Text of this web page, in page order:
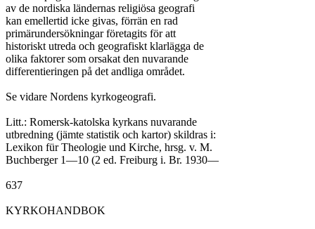
av de nordiska ländernas religiösa geografi
kan emellertid icke givas, förrän en rad
primärundersökningar företagits för att
historiskt utreda och geografiskt klarlägga de
olika faktorer som orsakat den nuvarande
differentieringen på det andliga området.
Se vidare Nordens kyrkogeografi.
Litt.: Romersk-katolska kyrkans nuvarande
utbredning (jämte statistik och kartor) skildras i:
Lexikon für Theologie und Kirche, hrsg. v. M.
Buchberger 1—10 (2 ed. Freiburg i. Br. 1930—
637
KYRKOHANDBOK